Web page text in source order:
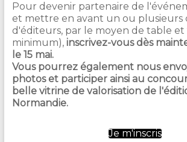
Pour devenir partenaire de
et mettre en avant un ou plusieurs
d'éditeurs, par le moyen de table et
minimum), inscrivez-vous dès
le 15 mai.
Vous pourrez également nous
photos et participer ainsiau
belle vitrine de valorisation de
Normandie.
Je m'inscris